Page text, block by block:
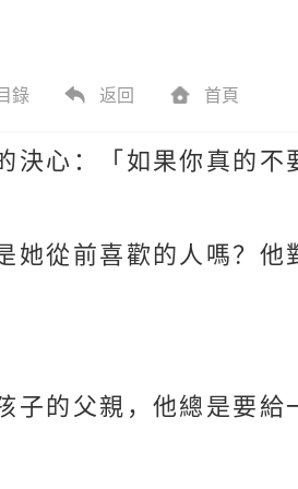
錄 返回 首頁
決心：「如果你真的不
她從前喜歡的人嗎？他
子的父親，他總是要給